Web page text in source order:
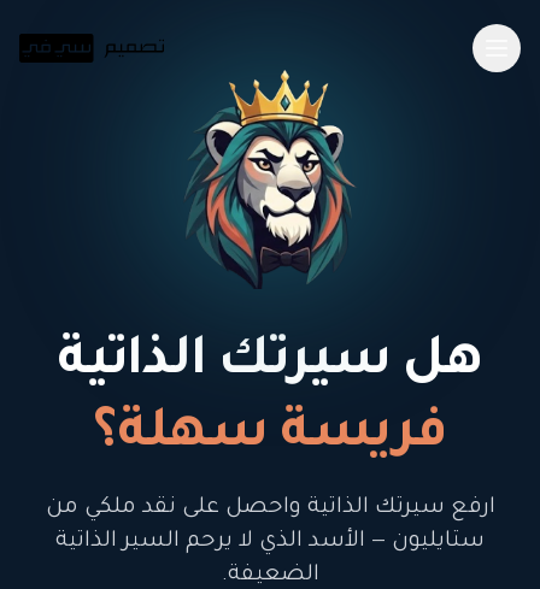
تخطي إلى المحتوى الرئيسي
هل سيرتك الذاتية
فريسة سهلة؟
ارفع سيرتك الذاتية واحصل على نقد ملكي من
ستايليون — الأسد الذي لا يرحم السير الذاتية
الضعيفة.